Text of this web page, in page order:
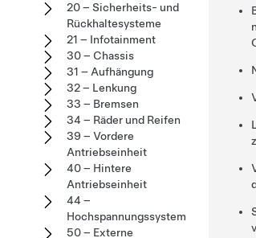
20 – Sicherheits- und
Rückhaltesysteme
21 – Infotainment
30 – Chassis
31 – Aufhängung
32 – Lenkung
33 – Bremsen
34 – Räder und Reifen
39 – Vordere
Antriebseinheit
40 – Hintere
Antriebseinheit
44 –
Hochspannungssystem
50 – Externe